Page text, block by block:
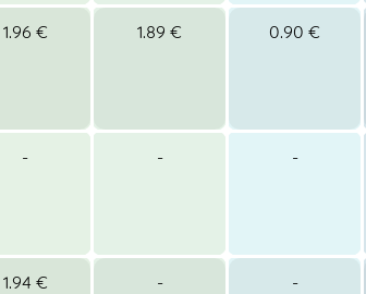
1.96 € 1.89 € 0.90 €
- - -
1.94 € - -